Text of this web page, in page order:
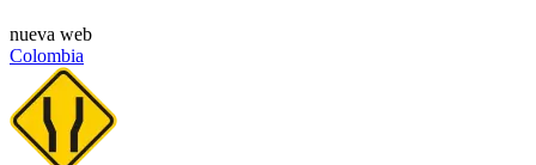
nueva web
Colombia